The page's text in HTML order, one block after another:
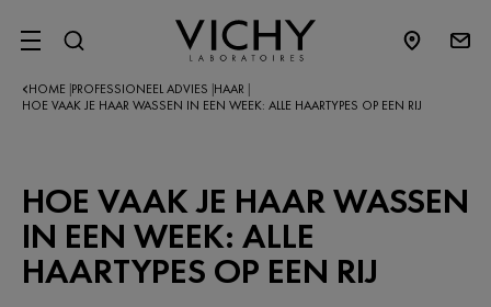
SITE MENU
HOME PROFESSIONEEL ADVIES HAAR
HOE VAAK JE HAAR WASSEN IN EEN WEEK: ALLE HAARTYPES OP EEN RIJ
HOE VAAK JE HAAR WASSEN
IN EEN WEEK: ALLE
HAARTYPES OP EEN RIJ